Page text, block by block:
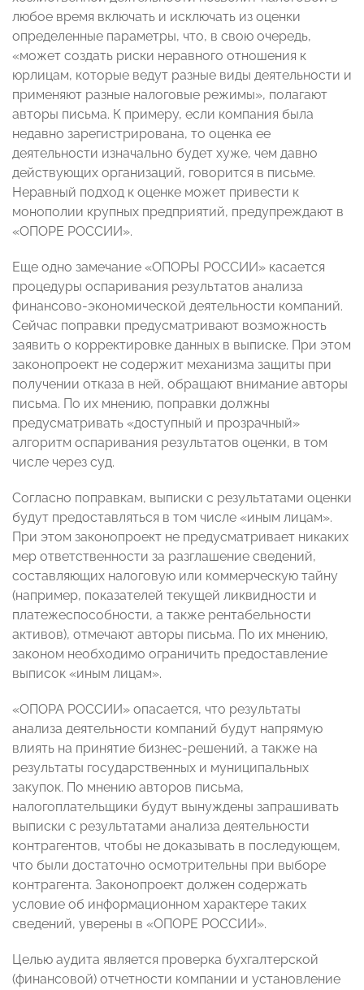
любое время включать и исключать из оценки
определенные параметры, что, в свою очередь,
«может создать риски неравного отношения к
юрлицам, которые ведут разные виды деятельности и
применяют разные налоговые режимы», полагают
авторы письма. К примеру, если компания была
недавно зарегистрирована, то оценка ее
деятельности изначально будет хуже, чем давно
действующих организаций, говорится в письме.
Неравный подход к оценке может привести к
монополии крупных предприятий, предупреждают в
«ОПОРЕ РОССИИ».
Еще одно замечание «ОПОРЫ РОССИИ» касается
процедуры оспаривания результатов анализа
финансово-экономической деятельности компаний.
Сейчас поправки предусматривают возможность
заявить о корректировке данных в выписке. При этом
законопроект не содержит механизма защиты при
получении отказа в ней, обращают внимание авторы
письма. По их мнению, поправки должны
предусматривать «доступный и прозрачный»
алгоритм оспаривания результатов оценки, в том
числе через суд.
Согласно поправкам, выписки с результатами оценки
будут предоставляться в том числе «иным лицам».
При этом законопроект не предусматривает никаких
мер ответственности за разглашение сведений,
составляющих налоговую или коммерческую тайну
(например, показателей текущей ликвидности и
платежеспособности, а также рентабельности
активов), отмечают авторы письма. По их мнению,
законом необходимо ограничить предоставление
выписок «иным лицам».
«ОПОРА РОССИИ» опасается, что результаты
анализа деятельности компаний будут напрямую
влиять на принятие бизнес-решений, а также на
результаты государственных и муниципальных
закупок. По мнению авторов письма,
налогоплательщики будут вынуждены запрашивать
выписки с результатами анализа деятельности
контрагентов, чтобы не доказывать в последующем,
что были достаточно осмотрительны при выборе
контрагента. Законопроект должен содержать
условие об информационном характере таких
сведений, уверены в «ОПОРЕ РОССИИ».
Целью аудита является проверка бухгалтерской
(финансовой) отчетности компании и установление